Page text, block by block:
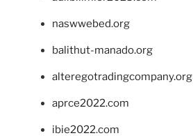
naswwebed.org
balithut-manado.org
alteregotradingcompany.org
aprce2022.com
ibie2022.com